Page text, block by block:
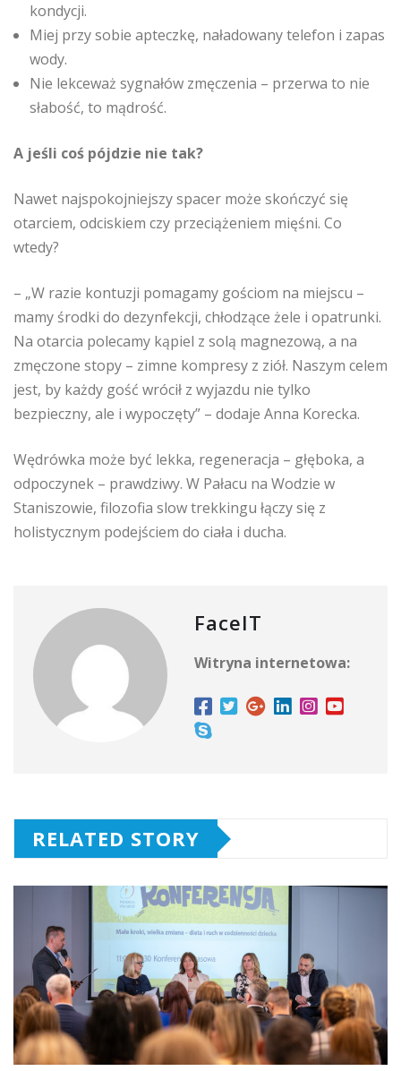
kondycji.
Miej przy sobie apteczkę, naładowany telefon i zapas
wody.
Nie lekceważ sygnałów zmęczenia – przerwa to nie
słabość, to mądrość.
A jeśli coś pójdzie nie tak?
Nawet najspokojniejszy spacer może skończyć się
otarciem, odciskiem czy przeciążeniem mięśni. Co
wtedy?
– „W razie kontuzji pomagamy gościom na miejscu –
mamy środki do dezynfekcji, chłodzące żele i opatrunki.
Na otarcia polecamy kąpiel z solą magnezową, a na
zmęczone stopy – zimne kompresy z ziół. Naszym celem
jest, by każdy gość wrócił z wyjazdu nie tylko
bezpieczny, ale i wypoczęty” – dodaje Anna Korecka.
Wędrówka może być lekka, regeneracja – głęboka, a
odpoczynek – prawdziwy. W Pałacu na Wodzie w
Staniszowie, filozofia slow trekkingu łączy się z
holistycznym podejściem do ciała i ducha.
FaceIT
Witryna internetowa:
RELATED STORY